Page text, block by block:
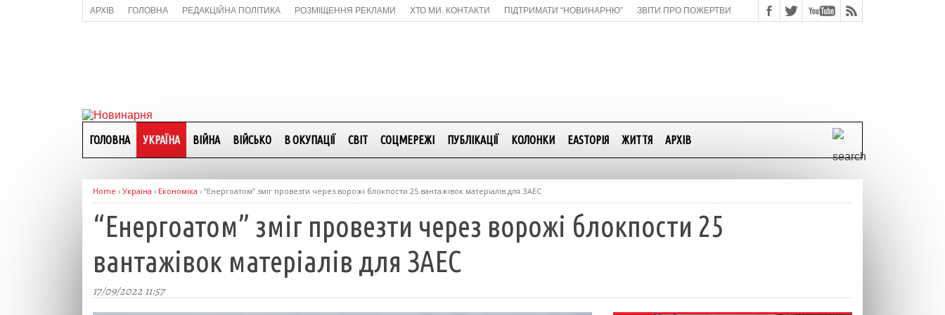
АРХІВ ГОЛОВНА РЕДАКЦІЙНА ПОЛІТИКА РОЗМІЩЕННЯ РЕКЛАМИ ХТО МИ. КОНТАКТИ ПІДТРИМАТИ “НОВИНАРНЮ” ЗВІТИ ПРО ПОЖЕРТВИ
ГОЛОВНА УКРАЇНА ВІЙНА ВІЙСЬКО В ОКУПАЦІЇ СВІТ СОЦМЕРЕЖІ ПУБЛІКАЦІЇ КОЛОНКИ EASTОРІЯ ЖИТТЯ АРХІВ
Home › Україна › Економіка › “Енергоатом” зміг провезти через ворожі блокпости 25 вантажівок матеріалів для ЗАЕС
“Енергоатом” зміг провезти через ворожі блокпости 25
вантажівок матеріалів для ЗАЕС
17/09/2022 11:57